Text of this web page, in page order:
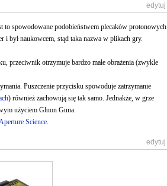
edytuj
to spowodowane podobieństwem plecaków protonowych
i był naukowcem, stąd taka nazwa w plikach gry.
przeciwnik otrzymuje bardzo małe obrażenia (zwykle
Puszczenie przycisku spowoduje zatrzymanie
) również zachowują się tak samo. Jednakże, w grze
użyciem Gluon Guna.
Science.
edytuj